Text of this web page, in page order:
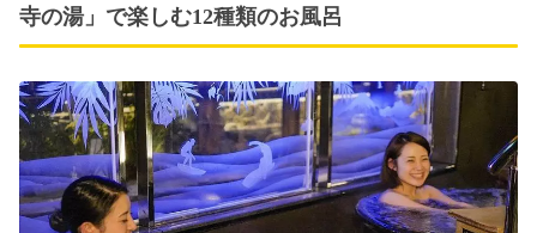
寺の湯」で楽しむ12種類のお風呂